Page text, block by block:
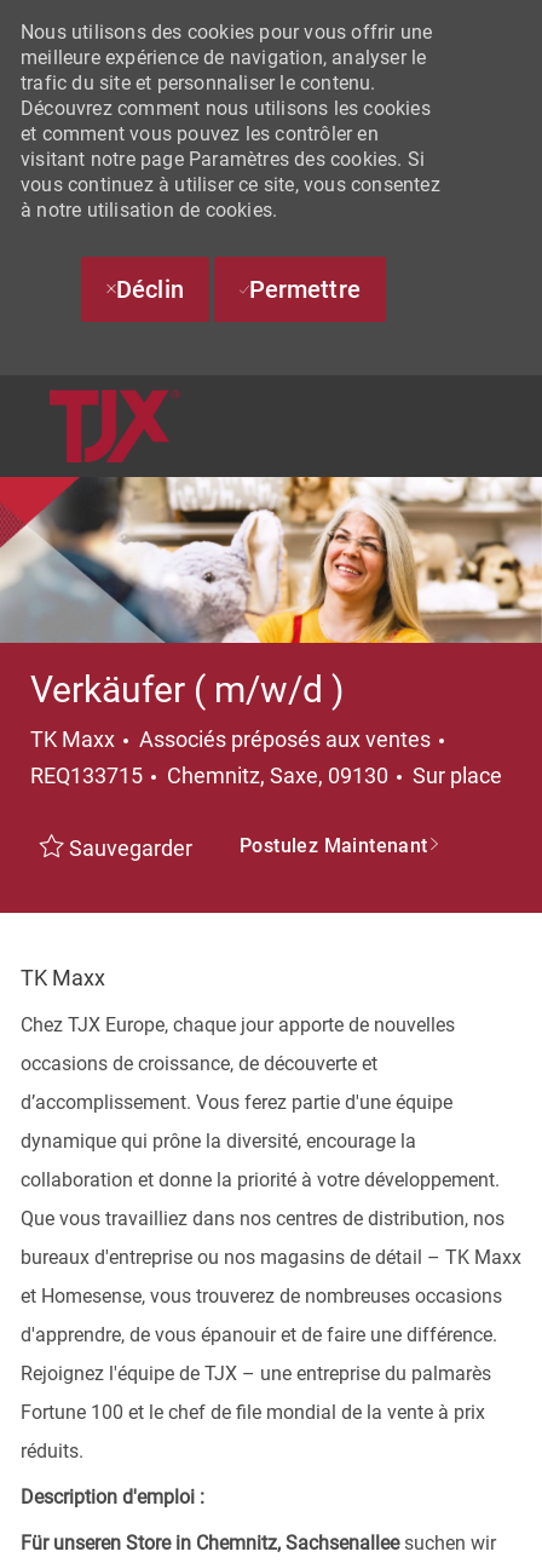
SKIP TO MAIN CONTENT
Nous utilisons des cookies pour vous offrir une
meilleure expérience de navigation, analyser le
trafic du site et personnaliser le contenu.
Découvrez comment nous utilisons les cookies
et comment vous pouvez les contrôler en
visitant notre page Paramètres des cookies. Si
vous continuez à utiliser ce site, vous consentez
à notre utilisation de cookies.
Déclin Permettre
Verkäufer ( m/w/d )
TK Maxx Catégorie
Associés préposés aux ventes
REQ133715
Emplacement
Chemnitz, Saxe, 09130 Sur place
Sauvegarder Postulez Maintenant
TK Maxx
Chez TJX Europe, chaque jour apporte de nouvelles
occasions de croissance, de découverte et
d’accomplissement. Vous ferez partie d'une équipe
dynamique qui prône la diversité, encourage la
collaboration et donne la priorité à votre développement.
Que vous travailliez dans nos centres de distribution, nos
bureaux d'entreprise ou nos magasins de détail – TK Maxx
et Homesense, vous trouverez de nombreuses occasions
d'apprendre, de vous épanouir et de faire une différence.
Rejoignez l'équipe de TJX – une entreprise du palmarès
Fortune 100 et le chef de file mondial de la vente à prix
réduits.
Description d'emploi :
Für unseren Store in Chemnitz, Sachsenallee suchen wir